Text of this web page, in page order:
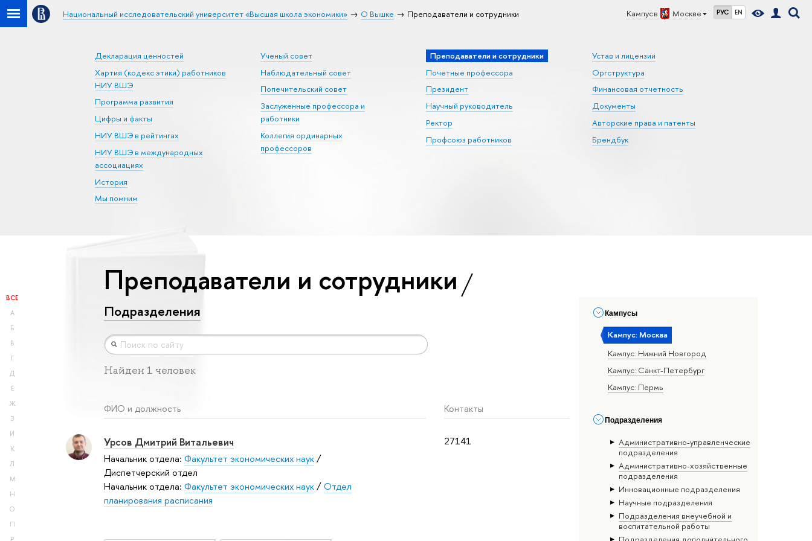
Кампус в Москве РУС EN
Национальный исследовательский университет «Высшая школа экономики» О Вышке Преподаватели и сотрудники
Декларация ценностей
Хартия (кодекс этики) работников
НИУ ВШЭ
Программа развития
Цифры и факты
НИУ ВШЭ в рейтингах
НИУ ВШЭ в международных
ассоциациях
История
Мы помним
Ученый совет
Наблюдательный совет
Попечительский совет
Заслуженные профессора и
работники
Коллегия ординарных
профессоров
Преподаватели и сотрудники
Почетные профессора
Президент
Научный руководитель
Ректор
Профсоюз работников
Устав и лицензии
Оргструктура
Финансовая отчетность
Документы
Авторские права и патенты
Брендбук
ВСЕ
А
Б
В
Г
Д
Е
Ж
З
И
К
Л
М
Н
О
П
Кампусы
Кампус: Москва
Кампус: Нижний Новгород
Кампус: Санкт-Петербург
Кампус: Пермь
Подразделения
Административно-управленческие
подразделения
Административно-хозяйственные
подразделения
Инновационные подразделения
Научные подразделения
Подразделения внеучебной и
воспитательной работы
Преподаватели и сотрудники
Подразделения
Найден 1 человек
ФИО и должность Контакты
27141
Урсов Дмитрий Витальевич
Начальник отдела: Факультет экономических наук/
Диспетчерский отдел
Начальник отдела: Факультет экономических наук/Отдел
планирования расписания